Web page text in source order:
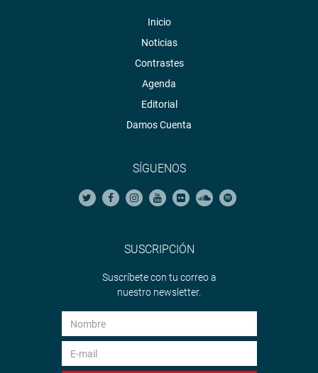
Inicio
Noticias
Contrastes
Agenda
Editorial
Damos Cuenta
SÍGUENOS
SUSCRIPCIÓN
Suscríbete con tu correo a
nuestro newsletter.